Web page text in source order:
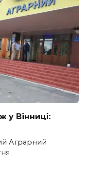
у Вінниці:
Аграрний